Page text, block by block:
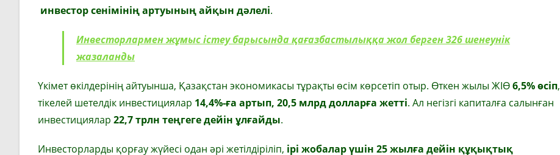
инвестор сенімінің артуының айқын дәлелі.
Инвесторлармен жұмыс істеу барысында қағазбастылыққа жол берген 326 шенеунік
жазаланды
Үкімет өкілдерінің айтуынша, Қазақстан экономикасы тұрақты өсім көрсетіп отыр. Өткен жылы ЖІӨ6,5% өсіп,
тікелей шетелдік инвестициялар 14,4%-ға артып, 20,5 млрд долларға жетті. Ал негізгі капиталға салынған
инвестициялар 22,7 трлн теңгеге дейін ұлғайды.
Инвесторларды қорғау жүйесі одан әрі жетілдіріліп, ірі жобалар үшін 25 жылға дейін құқықтық